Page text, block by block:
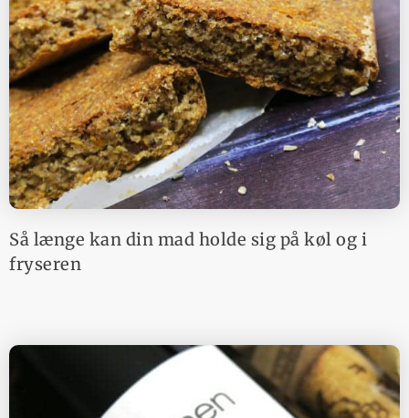
Så længe kan din mad holde sig på køl og i
fryseren